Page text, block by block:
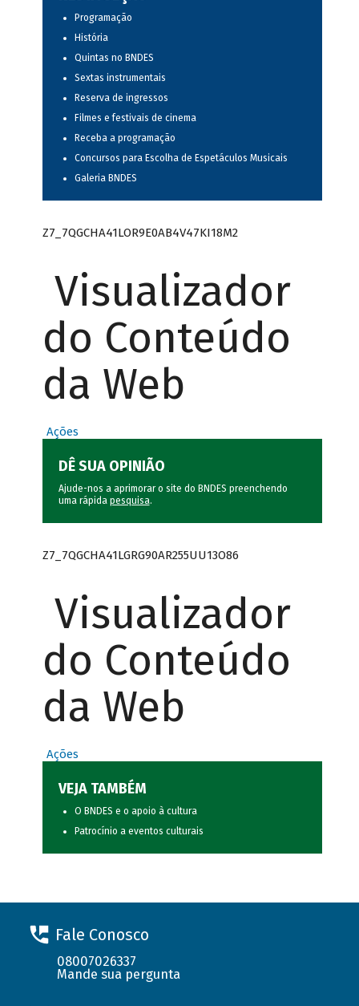
Programação
História
Quintas no BNDES
Sextas instrumentais
Reserva de ingressos
Filmes e festivais de cinema
Receba a programação
Concursos para Escolha de Espetáculos Musicais
Galeria BNDES
Z7_7QGCHA41LOR9E0AB4V47KI18M2
Visualizador
do Conteúdo
da Web
Ações
DÊ SUA OPINIÃO
Ajude-nos a aprimorar o site do BNDES preenchendo
uma rápida pesquisa.
Z7_7QGCHA41LGRG90AR255UU13O86
Visualizador
do Conteúdo
da Web
Ações
VEJA TAMBÉM
O BNDES e o apoio à cultura
Patrocínio a eventos culturais
Fale Conosco
08007026337
Mande sua pergunta